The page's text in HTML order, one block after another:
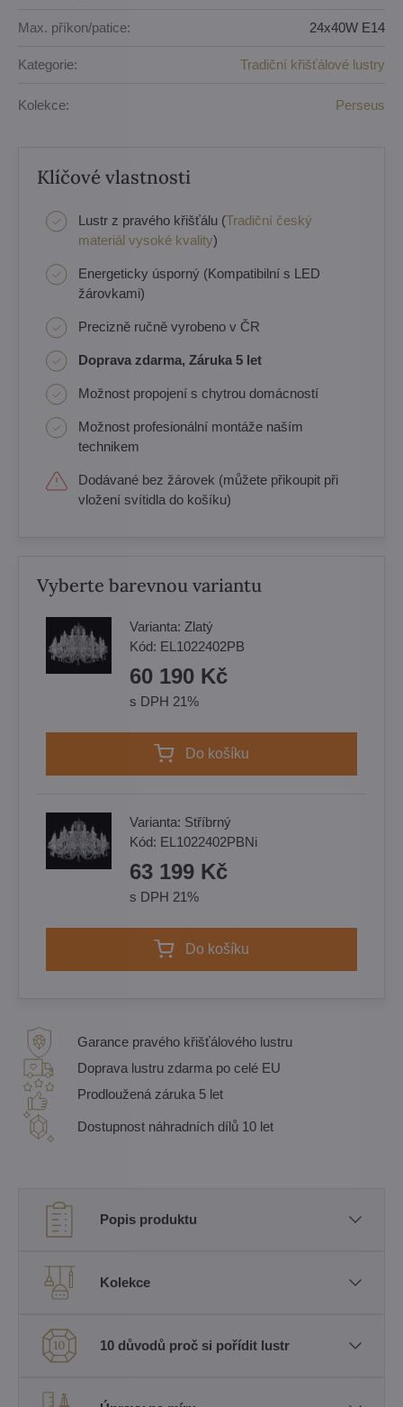
Max. příkon/patice: 24x40W E14
Kategorie: Tradiční křišťálové lustry
Kolekce: Perseus
Klíčové vlastnosti
Lustr z pravého křišťálu (Tradiční český
materiál vysoké kvality)
Energeticky úsporný (Kompatibilní s LED
žárovkami)
Precizně ručně vyrobeno v ČR
Doprava zdarma, Záruka 5 let
Možnost propojení s chytrou domácností
Možnost profesionální montáže naším
technikem
Dodávané bez žárovek (můžete přikoupit při
vložení svítidla do košíku)
Vyberte barevnou variantu
Varianta: Zlatý
Kód: EL1022402PB
60 190 Kč
s DPH 21%
Do košíku
Varianta: Stříbrný
Kód: EL1022402PBNi
63 199 Kč
s DPH 21%
Do košíku
Garance pravého křišťálového lustru
Doprava lustru zdarma po celé EU
Prodloužená záruka 5 let
Dostupnost náhradních dílů 10 let
Popis produktu
Kolekce
10 důvodů proč si pořídit lustr